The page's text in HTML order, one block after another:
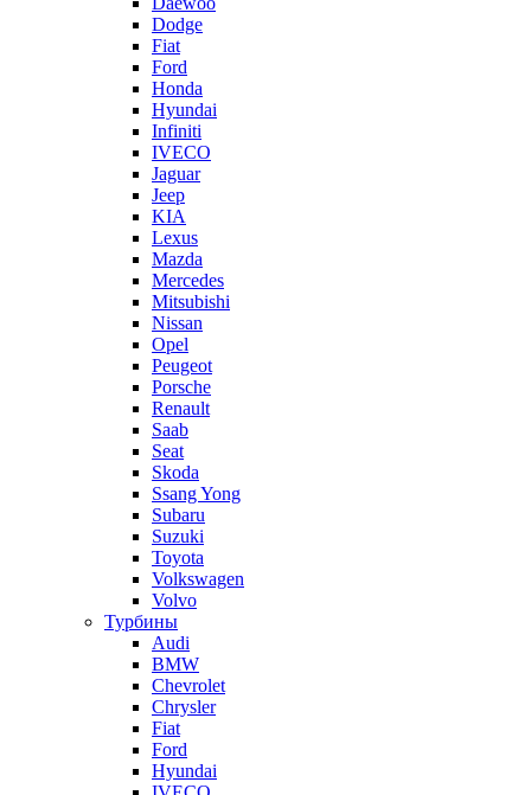
Dodge
Fiat
Ford
Honda
Hyundai
Infiniti
IVECO
Jaguar
Jeep
KIA
Lexus
Mazda
Mercedes
Mitsubishi
Nissan
Opel
Peugeot
Porsche
Renault
Saab
Seat
Skoda
Ssang Yong
Subaru
Suzuki
Toyota
Volkswagen
Volvo
Турбины
Audi
BMW
Chevrolet
Chrysler
Fiat
Ford
Hyundai